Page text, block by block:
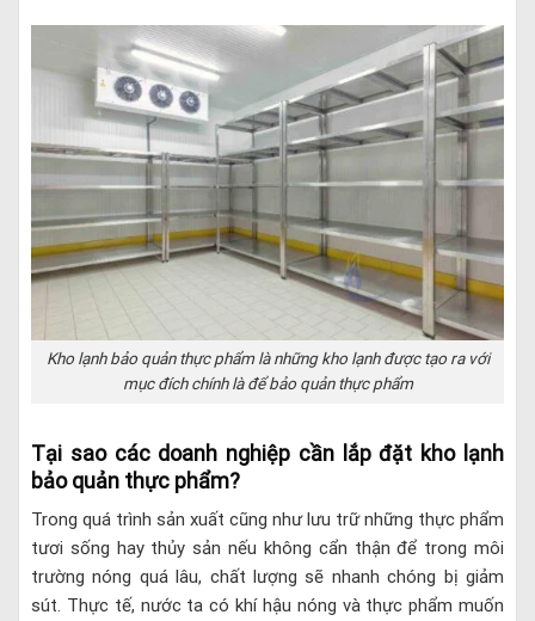
Kho lạnh bảo quản thực phẩm là những kho lạnh được tạo ra với
mục đích chính là để bảo quản thực phẩm
Tại sao các doanh nghiệp cần lắp đặt kho lạnh
bảo quản thực phẩm?
Trong quá trình sản xuất cũng như lưu trữ những thực phẩm
tươi sống hay thủy sản nếu không cẩn thận để trong môi
trường nóng quá lâu, chất lượng sẽ nhanh chóng bị giảm
sút. Thực tế, nước ta có khí hậu nóng và thực phẩm muốn